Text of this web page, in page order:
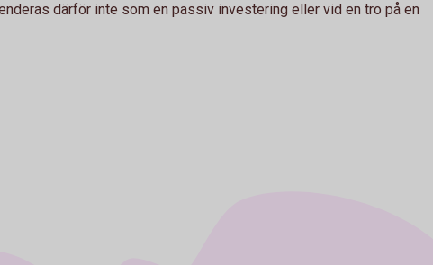
därför inte som en passiv investering eller vid en tro på en